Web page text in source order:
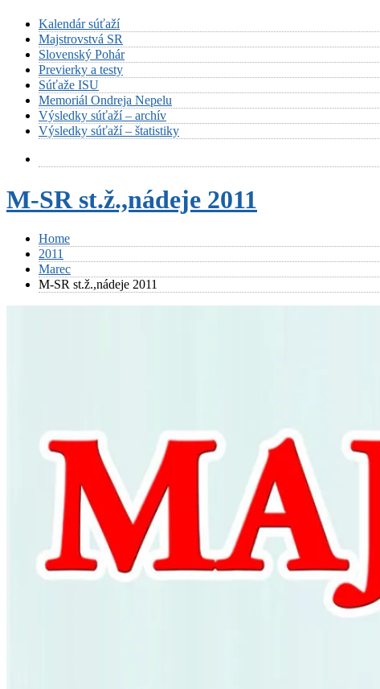
Kalendár súťaží
Majstrovstvá SR
Slovenský Pohár
Previerky a testy
Súťaže ISU
Memoriál Ondreja Nepelu
Výsledky súťaží – archív
Výsledky súťaží – štatistiky
M-SR st.ž.,nádeje 2011
Home
2011
Marec
M-SR st.ž.,nádeje 2011